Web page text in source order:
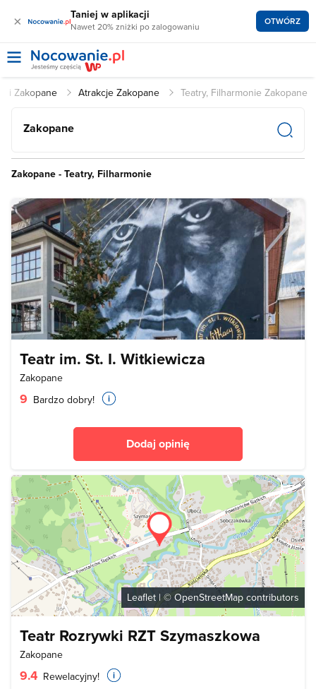
× Taniej w aplikacji
Nawet 20% zniżki po zalogowaniu OTWÓRZ
Zakopane Atrakcje Zakopane Teatry, Filharmonie Zakopane
Zakopane
Zakopane - Teatry, Filharmonie
Teatr im. St. I. Witkiewicza
Zakopane
9 Bardzo dobry!
Dodaj opinię
Leaflet | © OpenStreetMap contributors
Teatr Rozrywki RZT Szymaszkowa
Zakopane
9.4 Rewelacyjny!